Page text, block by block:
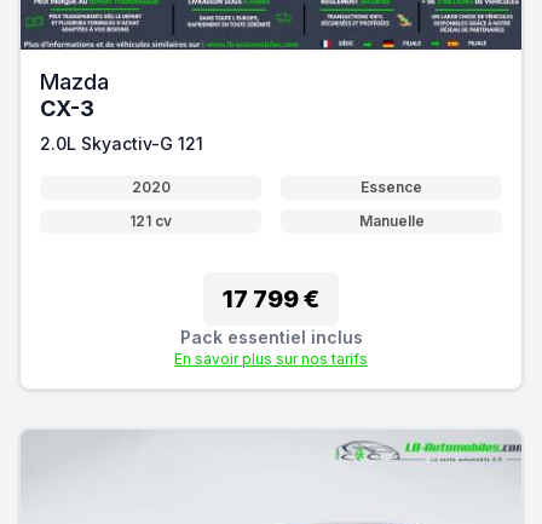
Mazda
CX-3
2.0L Skyactiv-G 121
2020
Essence
121 cv
Manuelle
17 799 €
Pack essentiel inclus
En savoir plus sur nos tarifs